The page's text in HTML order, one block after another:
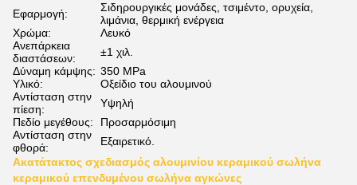
Εφαρμογή:
Σιδηρουργικές μονάδες, τσιμέντο, ορυχεία,
λιμάνια, θερμική ενέργεια
Χρώμα:
Λευκό
Ανεπάρκεια
διαστάσεων:
±1 χιλ.
Δύναμη κάμψης: 350 MPa
Υλικό:
Οξείδιο του αλουμινού
Αντίσταση στην
πίεση:
Υψηλή
Πεδίο μεγέθους:
Προσαρμόσιμη
Αντίσταση στην
φθορά:
Εξαιρετικό.
Ακατάτακτος σχεδιασμός αλουμινίου κεραμικού σωλήνα
κεραμικού επενδυμένου σωλήνα αγκώνες